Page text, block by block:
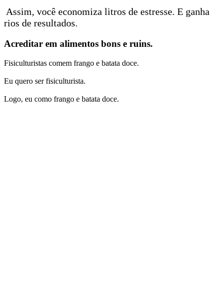
Assim, você economiza litros de estresse. E ganha
rios de resultados.
Acreditar em alimentos bons e ruins.
Fisiculturistas comem frango e batata doce.
Eu quero ser fisiculturista.
Logo, eu como frango e batata doce.